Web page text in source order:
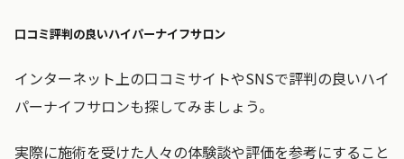
口コミ評判の良いハイパーナイフサロン
インターネット上の口コミサイトやSNSで評判の良いハイ
パーナイフサロンも探してみましょう。
実際に施術を受けた人々の体験談や評価を参考にすること